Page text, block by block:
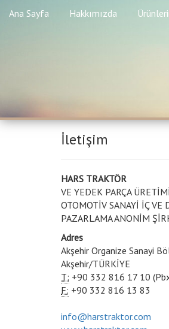
Ana Sayfa Hakkımızda
İletişim
HARS TRAKTÖR
VE YEDEK PARÇA
OTOMOTİV SANAYİ İÇ VE
PAZARLAMA ANONİM
Adres
Akşehir Organize Sanayi
Akşehir/TÜRKİYE
T: +90 332 816 17 10
F: +90 332 816 13 83
info@harstraktor.com